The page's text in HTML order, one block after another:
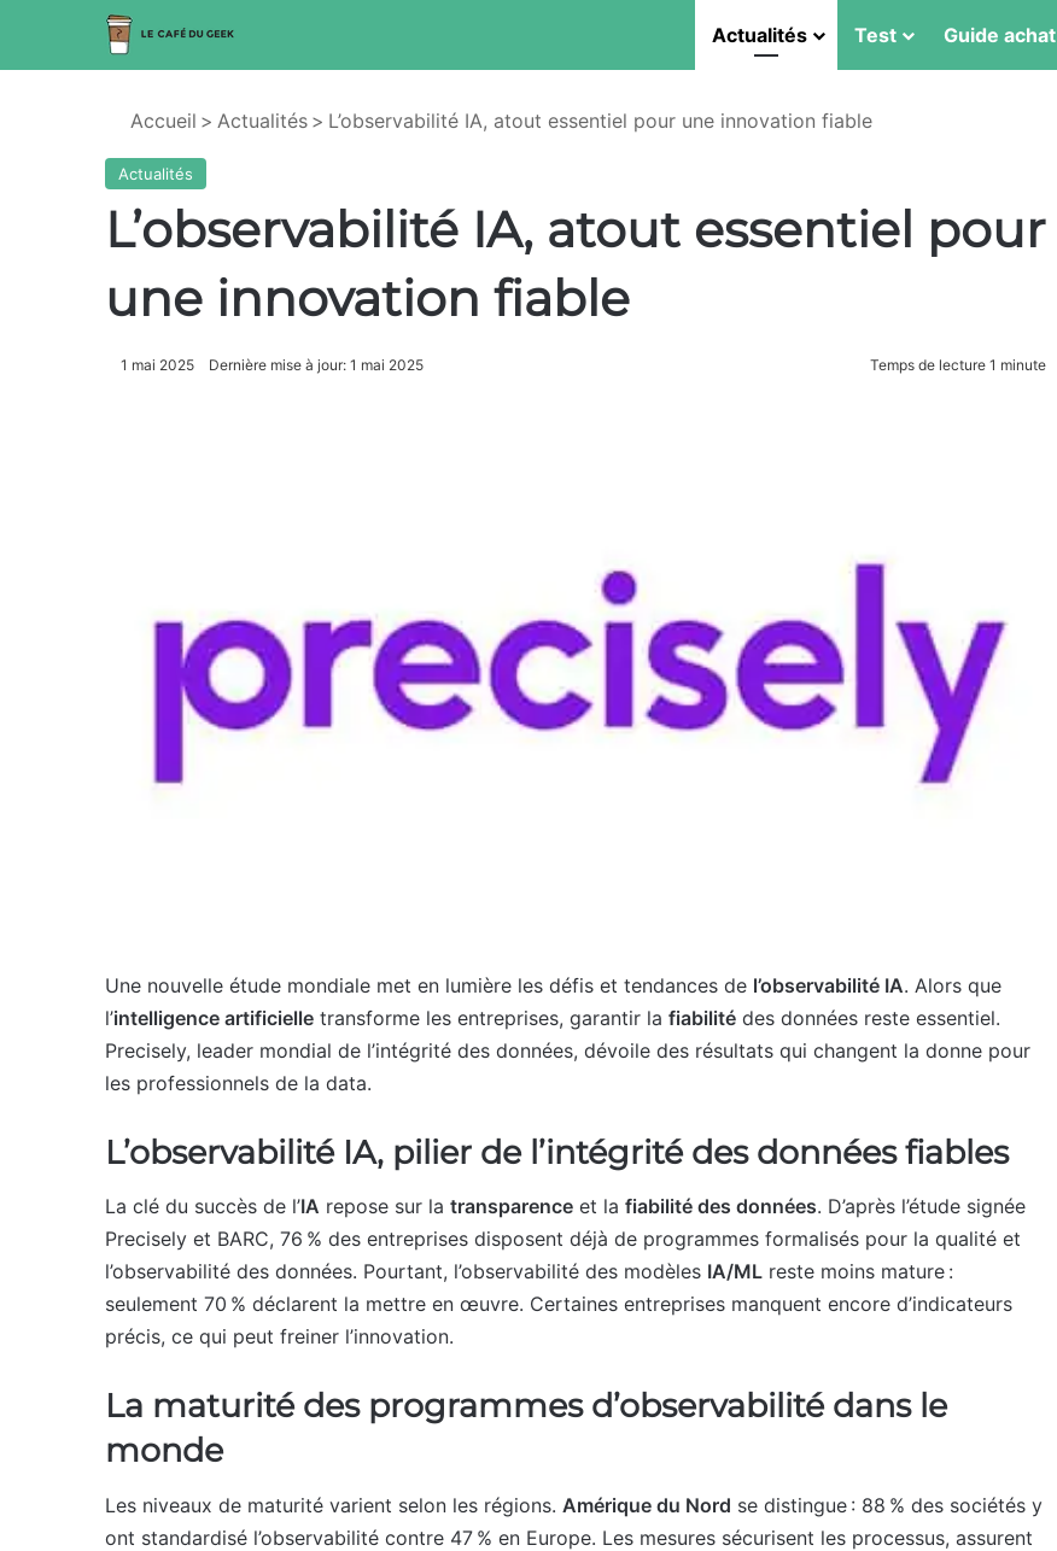
Actualités Test Guide achat
Accueil > Actualités > L’observabilité IA, atout essentiel pour une innovation fiable
Actualités
L’observabilité IA, atout essentiel pour
une innovation fiable
1 mai 2025 Dernière mise à jour: 1 mai 2025 Temps de lecture 1 minute
Une nouvelle étude mondiale met en lumière les défis et tendances de l’observabilité IA. Alors que
l’intelligence artificielle transforme les entreprises, garantir la fiabilité des données reste essentiel.
Precisely, leader mondial de l’intégrité des données, dévoile des résultats qui changent la donne pour
les professionnels de la data.
L’observabilité IA, pilier de l’intégrité des données fiables
La clé du succès de l’IA repose sur la transparence et la fiabilité des données. D’après l’étude signée
Precisely et BARC, 76 % des entreprises disposent déjà de programmes formalisés pour la qualité et
l’observabilité des données. Pourtant, l’observabilité des modèles IA/ML reste moins mature :
seulement 70 % déclarent la mettre en œuvre. Certaines entreprises manquent encore d’indicateurs
précis, ce qui peut freiner l’innovation.
La maturité des programmes d’observabilité dans le
monde
Les niveaux de maturité varient selon les régions. Amérique du Nord se distingue : 88 % des sociétés y
ont standardisé l’observabilité contre 47 % en Europe. Les mesures sécurisent les processus, assurent